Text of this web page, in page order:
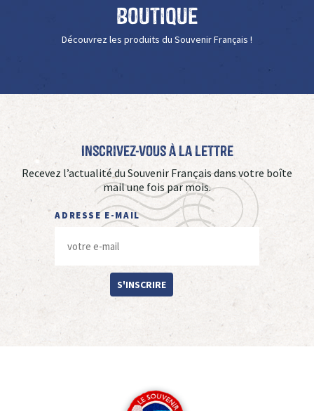
Boutique
Découvrez les produits du Souvenir Français !
Inscrivez-vous à La Lettre
Recevez l’actualité du Souvenir Français dans votre boîte
mail une fois par mois.
ADRESSE E-MAIL
S'INSCRIRE